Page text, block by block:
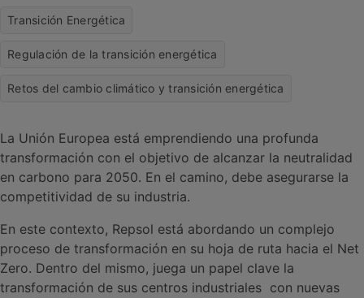
Transición Energética
Regulación de la transición energética
Retos del cambio climático y transición energética
La Unión Europea está emprendiendo una profunda
transformación con el objetivo de alcanzar la neutralidad
en carbono para 2050. En el camino, debe asegurarse la
competitividad de su industria.
En este contexto, Repsol está abordando un complejo
proceso de transformación en su hoja de ruta hacia el Net
Zero. Dentro del mismo, juega un papel clave la
transformación de sus centros industriales con nuevas